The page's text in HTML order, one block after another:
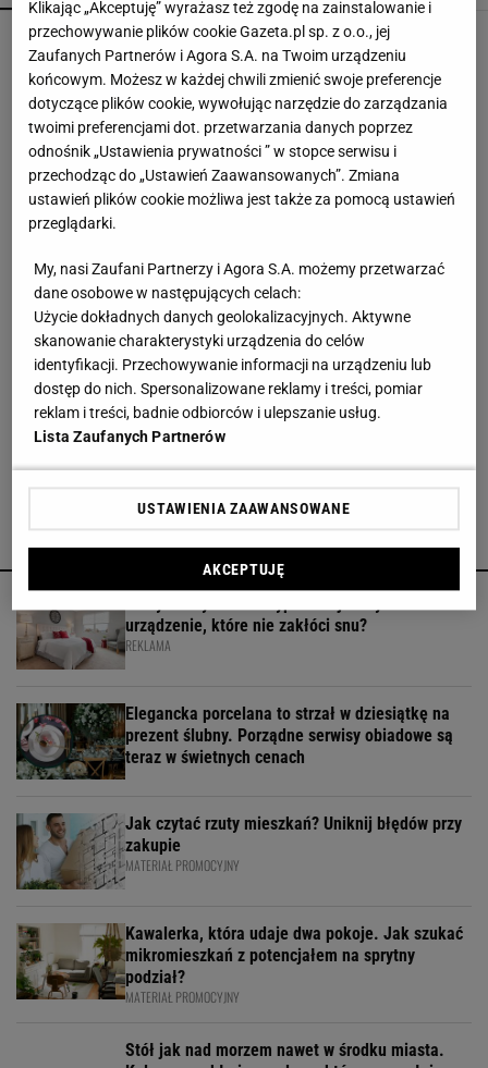
Fotopułapka przyłapie każdego, kto odwiedza
ogród w nocy. I sarnę, i złodzieja
Kochały je nasze babcie. Garnki żeliwne są
niezastąpione w letniej i jesiennej kuchni
Vintage gramofony wracają do łask. Polacy na
nowo pokochali vinyle
Te dywany są porządne jak za dawnych lato.
Piękne wzory, a ceny? Nawet mniej niż 50 zł
POLECAMY
urządzenie, które nie zakłóci snu?
REKLAMA
Elegancka porcelana to strzał w dziesiątkę na
prezent ślubny. Porządne serwisy obiadowe są
teraz w świetnych cenach
Jak czytać rzuty mieszkań? Uniknij błędów przy
zakupie
MATERIAŁ PROMOCYJNY
Kawalerka, która udaje dwa pokoje. Jak szukać
mikromieszkań z potencjałem na sprytny
podział?
MATERIAŁ PROMOCYJNY
Stół jak nad morzem nawet w środku miasta.
Klikając „Akceptuję” wyrażasz też zgodę na zainstalowanie i
przechowywanie plików cookie Gazeta.pl sp. z o.o., jej
Zaufanych Partnerów i Agora S.A. na Twoim urządzeniu
końcowym. Możesz w każdej chwili zmienić swoje preferencje
dotyczące plików cookie, wywołując narzędzie do zarządzania
twoimi preferencjami dot. przetwarzania danych poprzez
odnośnik „Ustawienia prywatności ” w stopce serwisu i
przechodząc do „Ustawień Zaawansowanych”. Zmiana
ustawień plików cookie możliwa jest także za pomocą ustawień
przeglądarki.
My, nasi Zaufani Partnerzy i Agora S.A. możemy przetwarzać
dane osobowe w następujących celach:
Użycie dokładnych danych geolokalizacyjnych. Aktywne
skanowanie charakterystyki urządzenia do celów
identyfikacji. Przechowywanie informacji na urządzeniu lub
dostęp do nich. Spersonalizowane reklamy i treści, pomiar
reklam i treści, badnie odbiorców i ulepszanie usług.
Lista Zaufanych Partnerów
USTAWIENIA ZAAWANSOWANE
AKCEPTUJĘ